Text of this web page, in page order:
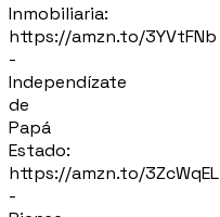
Inmobiliaria:
https://amzn.to/3YVtFNb
-
Independízate
de
Papá
Estado:
https://amzn.to/3ZcWqEL
-